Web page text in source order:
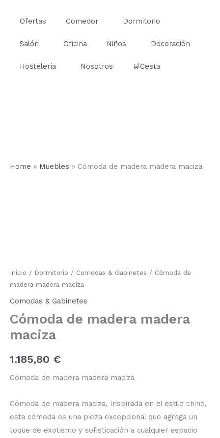
Ofertas Comedor Dormitorio
Salón Oficina Niños Decoración
Hostelería Nosotros 🛒Cesta
Home » Muebles » Cómoda de madera madera maciza
Inicio / Dormitorio / Comodas & Gabinetes / Cómoda de
madera madera maciza
Comodas & Gabinetes
Cómoda de madera madera
maciza
1.185,80 €
Cómoda de madera madera maciza
Cómoda de madera maciza, Inspirada en el estilo chino,
esta cómoda es una pieza excepcional que agrega un
toque de exotismo y sofisticación a cualquier espacio